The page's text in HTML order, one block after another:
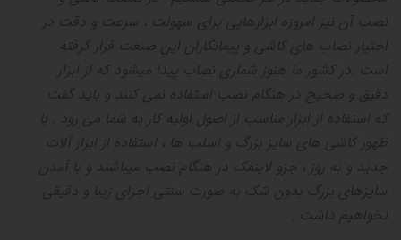
نصب آن نیز امروزه ابزارهایی برای سهولت ، سرعت و دقت در
اختیار نصاب های کاشی و پیمانکاران این صنعت قرار گرفته
است در کشور ما هنوز شماری نصاب پیدا میشود که از ابزار
دقیق و صحیح در هنگام نصب استفاده نمی کنند و باید گفت
که استفاده از ابزار مناسب از اصول اولیه کار به شما می رود
با
ظهور کاشی های سایز بزرگ و اسلب ها ، استفاده از ابزار آلات
جدید و به روز ، جزو لاینفک در هنگام نصب میباشند و با آمدن
سایزهای بزرگ بدون شک به صورت سنتی اجرای زیبا و دقیقی
نخواهیم داشت